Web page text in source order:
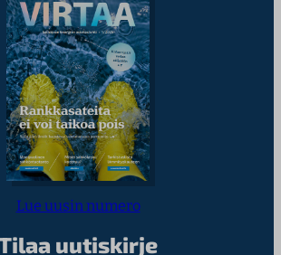
Lue uusin numero
uutiskirje